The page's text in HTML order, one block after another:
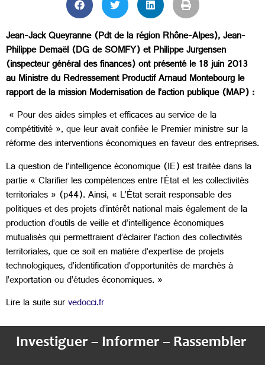
Jean-Jack Queyranne (Pdt de la région Rhône-Alpes), Jean-
Philippe Demaël (DG de SOMFY) et Philippe Jurgensen
(inspecteur général des finances) ont présenté le 18 juin 2013
au Ministre du Redressement Productif Arnaud Montebourg le
rapport de la mission Modernisation de l’action publique (MAP) :
« Pour des aides simples et efficaces au service de la
compétitivité », que leur avait confiée le Premier ministre sur la
réforme des interventions économiques en faveur des entreprises.
La question de l’intelligence économique (IE) est traitée dans la
partie « Clarifier les compétences entre l’État et les collectivités
territoriales » (p44). Ainsi, « L’État serait responsable des
politiques et des projets d’intérêt national mais également de la
production d’outils de veille et d’intelligence économiques
mutualisés qui permettraient d’éclairer l’action des collectivités
territoriales, que ce soit en matière d’expertise de projets
technologiques, d’identification d’opportunités de marchés à
l’exportation ou d’études économiques. »
Lire la suite survedocci.fr
Investiguer – Informer – Rassembler